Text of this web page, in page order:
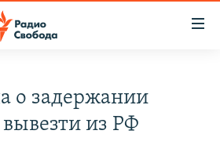
о задержании
из РФ